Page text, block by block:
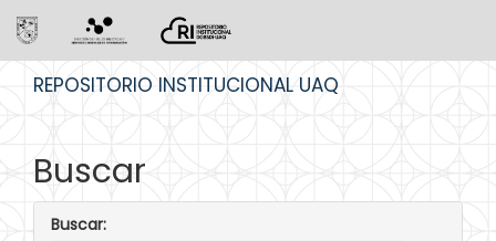
REPOSITORIO INSTITUCIONAL UAQ
Buscar
Buscar: